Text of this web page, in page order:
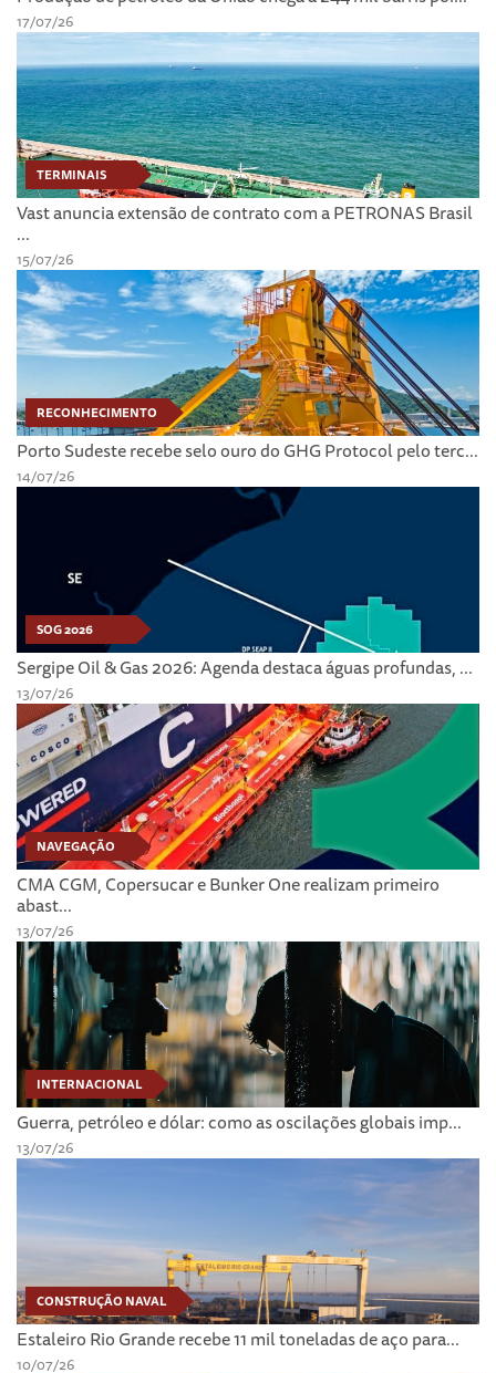
17/07/26
TERMINAIS
Vast anuncia extensão de contrato com a PETRONAS Brasil
...
15/07/26
RECONHECIMENTO
Porto Sudeste recebe selo ouro do GHG Protocol pelo terc...
14/07/26
SOG 2026
Sergipe Oil & Gas 2026: Agenda destaca águas profundas, ...
13/07/26
NAVEGAÇÃO
CMA CGM, Copersucar e Bunker One realizam primeiro
abast...
13/07/26
INTERNACIONAL
Guerra, petróleo e dólar: como as oscilações globais imp...
13/07/26
CONSTRUÇÃO NAVAL
Estaleiro Rio Grande recebe 11 mil toneladas de aço para...
10/07/26